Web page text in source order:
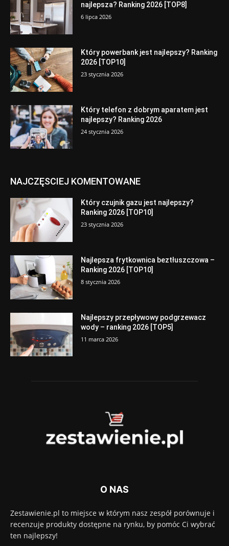
najlepsza? Ranking 2026 [TOP8]
6 lipca 2026
Który powerbank jest najlepszy? Ranking
2026 [TOP10]
23 stycznia 2026
Który telefon z dobrym aparatem jest
najlepszy? Ranking 2026
24 stycznia 2026
NAJCZĘSCIEJ KOMENTOWANE
Który czujnik gazu jest najlepszy?
Ranking 2026 [TOP10]
23 stycznia 2026
Najlepsza frytkownica beztłuszczowa –
Ranking 2026 [TOP10]
8 stycznia 2026
Najlepszy przepływowy podgrzewacz
wody – ranking 2026 [TOP5]
11 marca 2026
O NAS
Zestawienie.pl to miejsce w którym nasz zespół porównuje i
recenzuje produkty dostępne na rynku, by pomóc Ci wybrać
ten najlepszy!